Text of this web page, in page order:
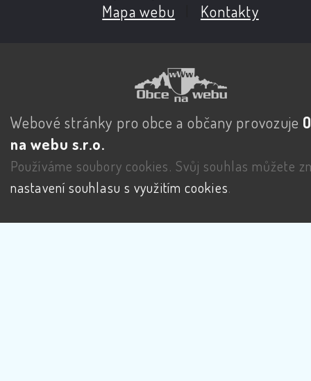
Mapa webu
Kontakty
Webové stránky pro obce a občany provozuje
na webu s.r.o.
Používáme soubory cookies. Svůj souhlas můžete
nastavení souhlasu s využitím cookies.